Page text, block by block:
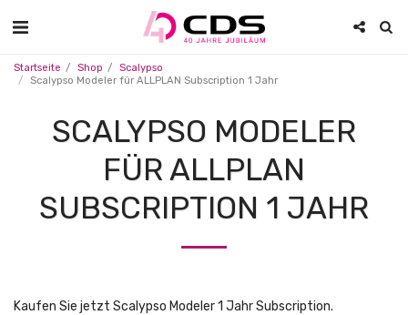
Startseite Shop
Scalypso
Scalypso Modeler für ALLPLAN Subscription 1 Jahr
SCALYPSO MODELER
FÜR ALLPLAN
SUBSCRIPTION 1 JAHR
Kaufen Sie jetzt Scalypso Modeler 1 Jahr Subscription.